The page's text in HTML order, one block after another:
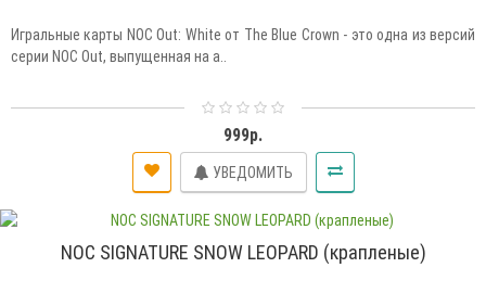
Игральные карты NOC Out: White от The Blue Crown - это одна из версий
серии NOC Out, выпущенная на а..
999р.
УВЕДОМИТЬ
NOC SIGNATURE SNOW LEOPARD (крапленые)